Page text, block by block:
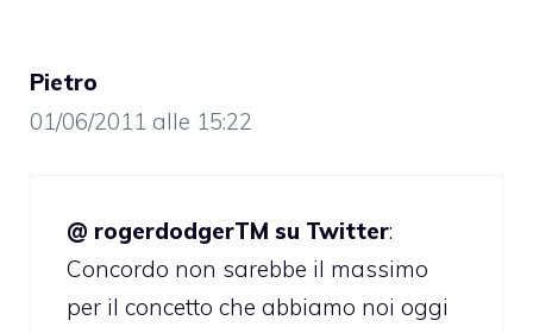
Pietro
01/06/2011 alle 15:22
@ rogerdodgerTM su Twitter:
Concordo non sarebbe il massimo
per il concetto che abbiamo noi oggi